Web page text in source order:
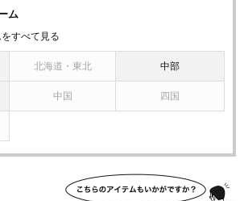
ム
すべて見る
北海道・東北 中部
中国 四国